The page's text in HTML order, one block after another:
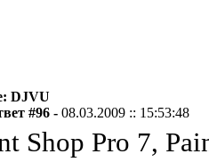
DJVU
#96 -08.03.2009 :: 15:53:48
Shop Pro 7,